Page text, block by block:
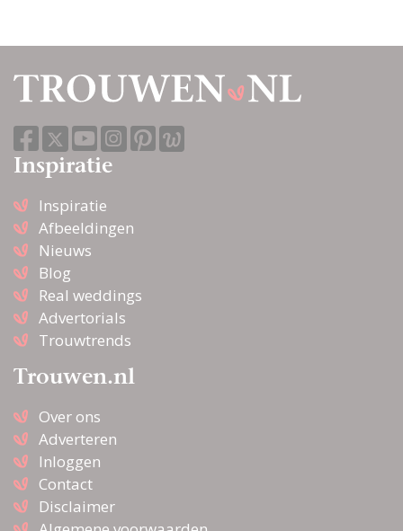
Inspiratie
Inspiratie
Afbeeldingen
Nieuws
Blog
Real weddings
Advertorials
Trouwtrends
Trouwen.nl
Over ons
Adverteren
Inloggen
Contact
Disclaimer